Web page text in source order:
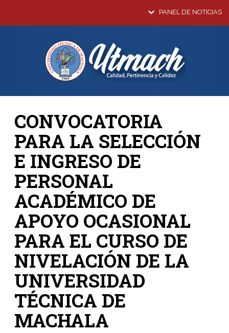
PANEL DE NOTICIAS
CONVOCATORIA
PARA LA SELECCIÓN
E INGRESO DE
PERSONAL
ACADÉMICO DE
APOYO OCASIONAL
PARA EL CURSO DE
NIVELACIÓN DE LA
UNIVERSIDAD
TÉCNICA DE
MACHALA